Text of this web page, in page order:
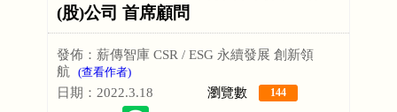
(股)公司 首席顧問
發佈：薪傳智庫 CSR / ESG 永續發展 創新領
航 (查看作者)
日期：2022.3.18 瀏覽數 144